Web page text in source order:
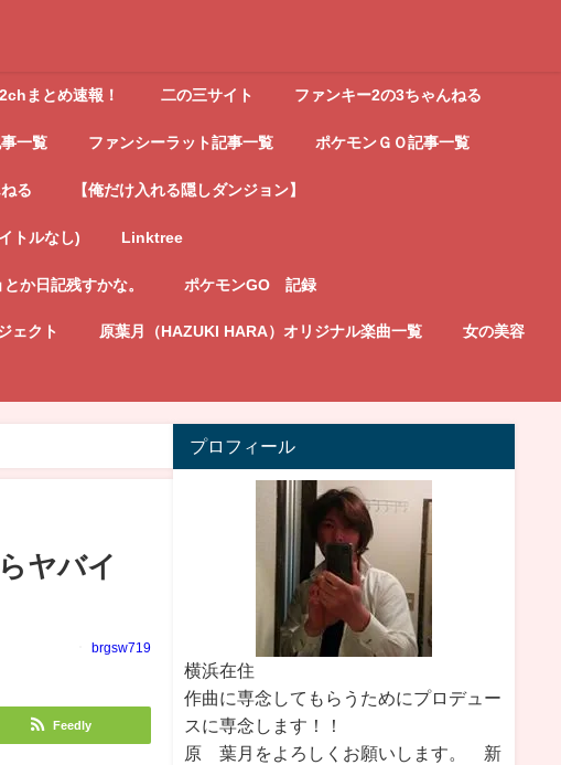
2chまとめ速報！ 二の三サイト ファンキー2の3ちゃんねる
一覧 ファンシーラット記事一覧 ポケモンＧＯ記事一覧
る 【俺だけ入れる隠しダンジョン】
トルなし) Linktree
か日記残すかな。 ポケモンGO 記録
ェクト 原葉月（HAZUKI HARA）オリジナル楽曲一覧 女の美容
ヤバイ
brgsw719
Feedly
プロフィール
横浜在住
作曲に専念してもらうためにプロデュー
スに専念します！！
原 葉月をよろしくお願いします。 新